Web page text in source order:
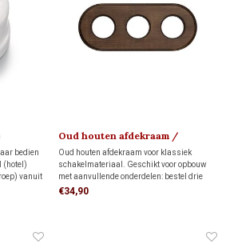
bedien
(hotel)
vanuit
stabiele
Oud houten afdekraam /
montageplaat 1910
Oud houten afdekraam voor klassiek
schakelmateriaal. Geschikt voor opbouw
met aanvullende onderdelen: bestel drie
montageringen voor directe wandmontage
€34,90